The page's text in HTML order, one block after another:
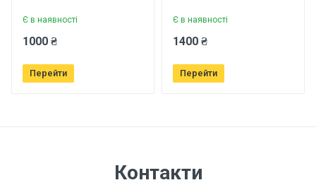
Ваше ім'я
Є в наявності
1000 ₴
Перейти
Є в наявності
1400 ₴
Перейти
Контакти